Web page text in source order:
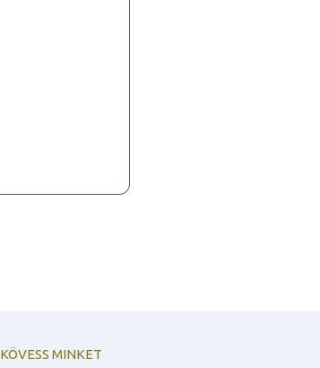
KÖVESS MINKET